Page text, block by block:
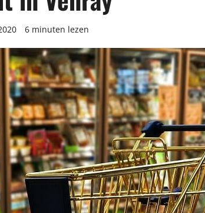
6 minuten lezen